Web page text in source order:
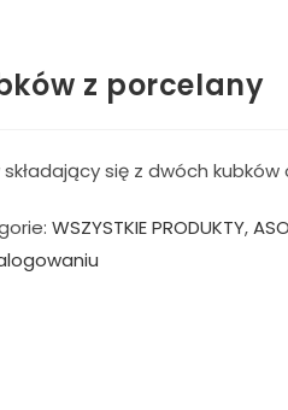
z porcelany
się z dwóch
WSZYSTKIE PRODUKTY,